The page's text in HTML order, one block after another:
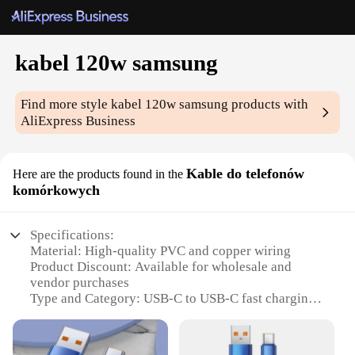
kabel 120w samsung
Find more stylekabel 120w samsung products with
AliExpress Business
Here are the products found in the Kable do telefonów
komórkowych
Specifications:
Material: High-quality PVC and copper wiring
Product Discount: Available for wholesale and
vendor purchases
Type and Category: USB-C to USB-C fast charging
Design and Style: Sleek and durable with a stylish
Samsung branding